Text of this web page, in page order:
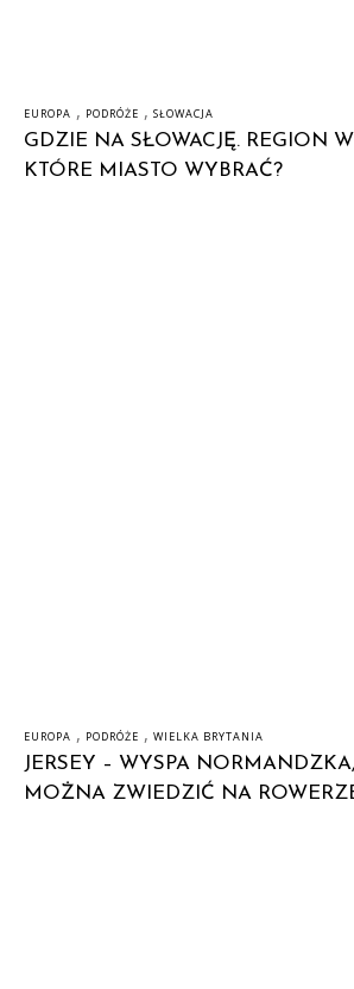
EUROPA , PODRÓŻE , SŁOWACJA
GDZIE NA SŁOWACJĘ. REGION
KTÓRE MIASTO WYBRAĆ?
EUROPA , PODRÓŻE , WIELKA BRYTANIA
JERSEY – WYSPA
MOŻNA ZWIEDZIĆ NA